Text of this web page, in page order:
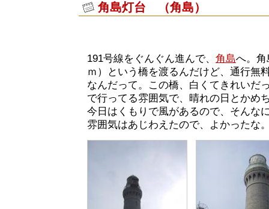
角島灯台 （角島）
191号線をぐんぐん進んで、 角島へ。角
ｍ）という橋を渡るんだけど、通行無
なんだって。この橋、白くてきれいだ
で行ってる雰囲気で、晴れの日とかめ
今日はくもりで風があるので、そんな
雰囲気はあじわえたので、よかったな